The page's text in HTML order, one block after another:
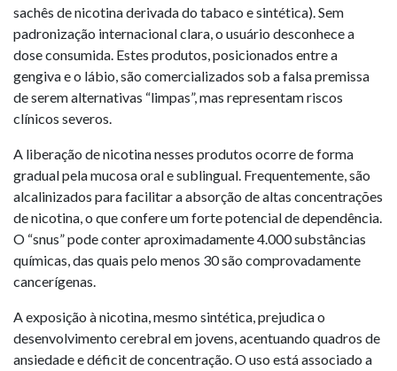
sachês de nicotina derivada do tabaco e sintética). Sem
padronização internacional clara, o usuário desconhece a
dose consumida. Estes produtos, posicionados entre a
gengiva e o lábio, são comercializados sob a falsa premissa
de serem alternativas “limpas”, mas representam riscos
clínicos severos.
A liberação de nicotina nesses produtos ocorre de forma
gradual pela mucosa oral e sublingual. Frequentemente, são
alcalinizados para facilitar a absorção de altas concentrações
de nicotina, o que confere um forte potencial de dependência.
O “snus” pode conter aproximadamente 4.000 substâncias
químicas, das quais pelo menos 30 são comprovadamente
cancerígenas.
A exposição à nicotina, mesmo sintética, prejudica o
desenvolvimento cerebral em jovens, acentuando quadros de
ansiedade e déficit de concentração. O uso está associado a